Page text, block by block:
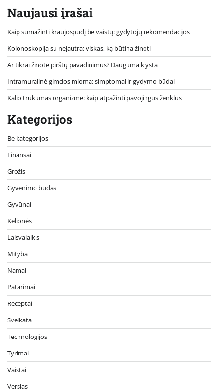
Naujausi įrašai
Kaip sumažinti kraujospūdį be vaistų: gydytojų rekomendacijos
Kolonoskopija su nejautra: viskas, ką būtina žinoti
Ar tikrai žinote pirštų pavadinimus? Dauguma klysta
Intramuralinė gimdos mioma: simptomai ir gydymo būdai
Kalio trūkumas organizme: kaip atpažinti pavojingus ženklus
Kategorijos
Be kategorijos
Finansai
Grožis
Gyvenimo būdas
Gyvūnai
Kelionės
Laisvalaikis
Mityba
Namai
Patarimai
Receptai
Sveikata
Technologijos
Tyrimai
Vaistai
Verslas